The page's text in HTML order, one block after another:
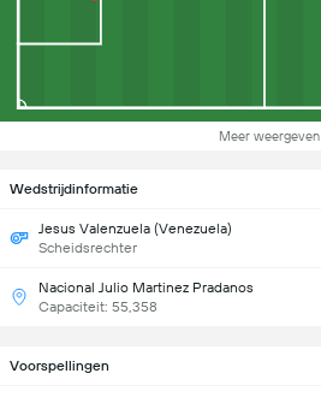
Meer weergeven
Wedstrijdinformatie
Jesus Valenzuela (Venezuela)
Scheidsrechter
Nacional Julio Martinez Pradanos
Capaciteit: 55,358
Voorspellingen